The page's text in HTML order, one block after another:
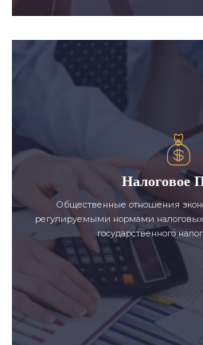
Налоговое
Общественные отношения
регулируемыми нормами
государственного